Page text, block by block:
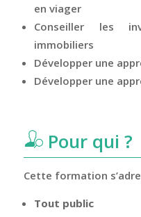
en viager
Conseiller les
immobiliers
Développer une
Développer une
Pour qui ?
Cette formation
Tout public